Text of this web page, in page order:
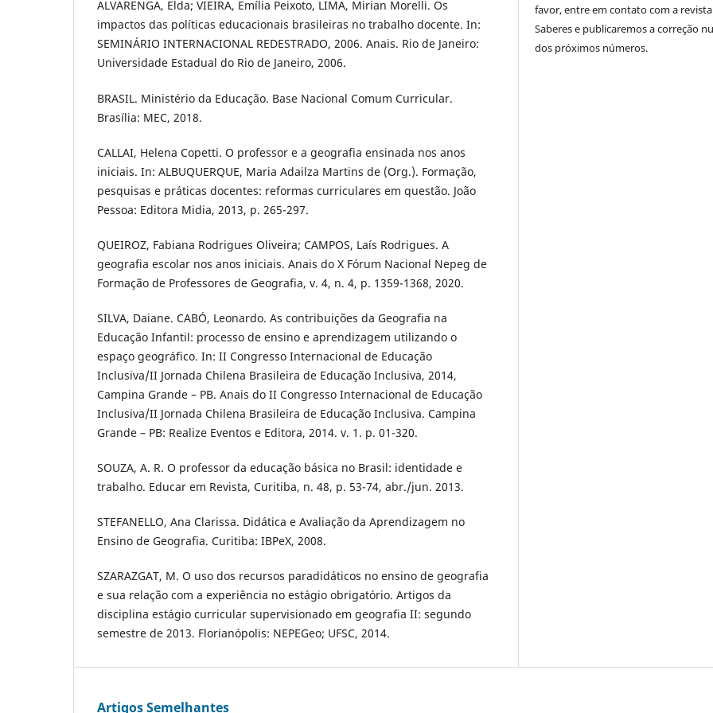
ALVARENGA, Elda; VIEIRA, Emília Peixoto, LIMA, Mirian Morelli. Os
impactos das políticas educacionais brasileiras no trabalho docente. In:
SEMINÁRIO INTERNACIONAL REDESTRADO, 2006. Anais. Rio de Janeiro:
Universidade Estadual do Rio de Janeiro, 2006.
BRASIL. Ministério da Educação. Base Nacional Comum Curricular.
Brasília: MEC, 2018.
CALLAI, Helena Copetti. O professor e a geografia ensinada nos anos
iniciais. In: ALBUQUERQUE, Maria Adailza Martins de (Org.). Formação,
pesquisas e práticas docentes: reformas curriculares em questão. João
Pessoa: Editora Midia, 2013, p. 265-297.
QUEIROZ, Fabiana Rodrigues Oliveira; CAMPOS, Laís Rodrigues. A
geografia escolar nos anos iniciais. Anais do X Fórum Nacional Nepeg de
Formação de Professores de Geografia, v. 4, n. 4, p. 1359-1368, 2020.
SILVA, Daiane. CABÓ, Leonardo. As contribuições da Geografia na
Educação Infantil: processo de ensino e aprendizagem utilizando o
espaço geográfico. In: II Congresso Internacional de Educação
Inclusiva/II Jornada Chilena Brasileira de Educação Inclusiva, 2014,
Campina Grande – PB. Anais do II Congresso Internacional de Educação
Inclusiva/II Jornada Chilena Brasileira de Educação Inclusiva. Campina
Grande – PB: Realize Eventos e Editora, 2014. v. 1. p. 01-320.
SOUZA, A. R. O professor da educação básica no Brasil: identidade e
trabalho. Educar em Revista, Curitiba, n. 48, p. 53-74, abr./jun. 2013.
STEFANELLO, Ana Clarissa. Didática e Avaliação da Aprendizagem no
Ensino de Geografia. Curitiba: IBPeX, 2008.
SZARAZGAT, M. O uso dos recursos paradidáticos no ensino de geografia
e sua relação com a experiência no estágio obrigatório. Artigos da
disciplina estágio curricular supervisionado em geografia II: segundo
semestre de 2013. Florianópolis: NEPEGeo; UFSC, 2014.
favor, entre em contato com a revista
Saberes e publicaremos a correção
dos próximos números.
Artigos Semelhantes